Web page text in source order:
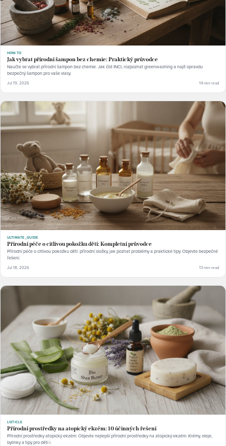
HOW-TO
Jak vybrat přírodní šampon bez chemie: Praktický průvodce
Naučte se vybrat přírodní šampon bez chemie. Jak číst INCI, rozpoznat greenwashing a najít opravdu
bezpečný šampon pro vaše vlasy.
Jul 19, 2026 14 min read
ULTIMATE_GUIDE
Přírodní péče o citlivou pokožku dětí: Kompletní průvodce
Přírodní péče o citlivou pokožku dětí: přírodní složky, jak poznat problémy a praktické tipy. Objevte bezpečné
řešení.
Jul 18, 2026 13 min read
LISTICLE
Přírodní prostředky na atopický ekzém: 10 účinných řešení
Přírodní prostředky atopický ekzém: Objevte nejlepší přírodní prostředky na atopický ekzém. Krémy, oleje,
bylinky a tipy pro děti i.